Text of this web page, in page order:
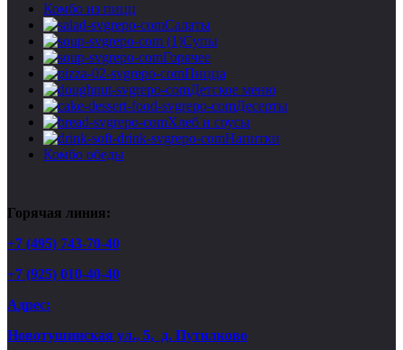
Комбо из пицц
Салаты
Супы
Горячее
Пицца
Детское меню
Десерты
Хлеб и соусы
Напитки
Комбо обеды
Горячая линия:
+7 (495) 743-70-40
+7 (925) 010-40-40
Адрес:
Новотушинская ул., 5, д. Путилково